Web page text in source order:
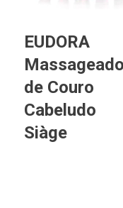
EUDORA
de Couro
Cabeludo
Siàge